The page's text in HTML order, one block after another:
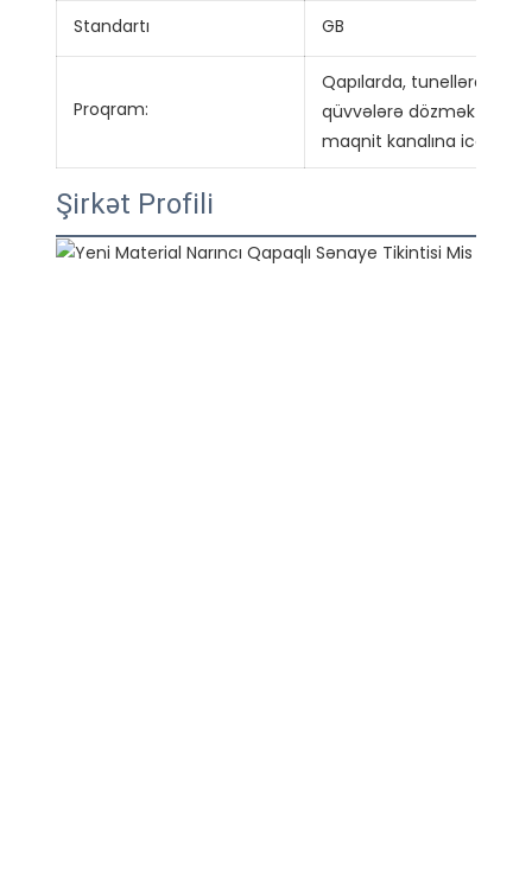
Standartı GB
Proqram:
Qapılarda, tunellərdə
qüvvələrə dözmək tələb
maqnit kanalına icazə
Şirkət Profili